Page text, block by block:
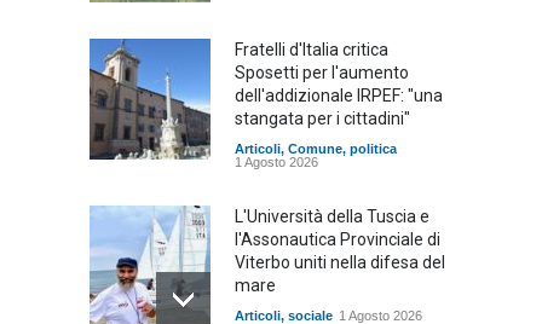
Fratelli d'Italia critica
Sposetti per l'aumento
dell'addizionale IRPEF: "una
stangata per i cittadini"
Articoli, Comune, politica
1 Agosto 2026
L'Università della Tuscia e
l'Assonautica Provinciale di
Viterbo uniti nella difesa del
mare
Articoli, sociale 1 Agosto 2026